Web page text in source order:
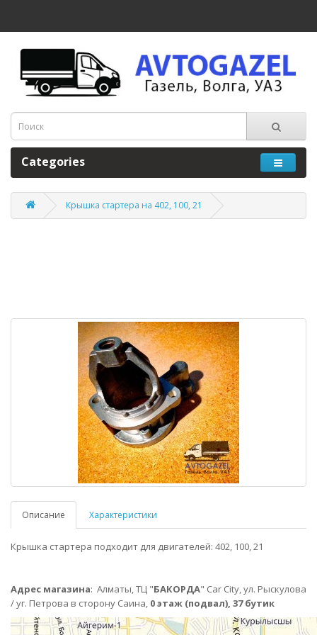
Categories
Крышка стартера на 402, 100, 21
Описание Характеристики
Крышка стартера подходит для двигателей: 402, 100, 21
Адрес магазина: Алматы,ТЦ "БАКОРДА" Car City, ул. Рыскулова
/ уг. Петрова в сторону Саина, 0 этаж (подвал), 37 бутик